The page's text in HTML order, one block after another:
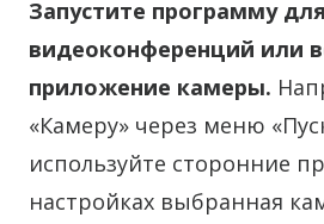
Запустите программу для
видеоконференций или
приложение камеры.
«Камеру» через меню
используйте сторонние
настройках выбранная